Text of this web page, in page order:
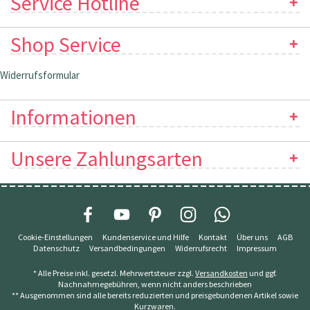
Shop Service
Widerrufsformular
Informationen
Unsere Zahlungsarten
Cookie-Einstellungen Kundenservice und Hilfe Kontakt Über uns
AGB
Datenschutz
Versandbedingungen Widerrufsrecht Impressum
* Alle Preise inkl. gesetzl. Mehrwertsteuer zzgl. Versandkosten und ggf.
Nachnahmegebühren, wenn nicht anders beschrieben
** Ausgenommen sind alle bereits reduzierten und preisgebundenen Artikel sowie
Kurzwaren.